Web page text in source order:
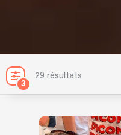
3
29 résultats